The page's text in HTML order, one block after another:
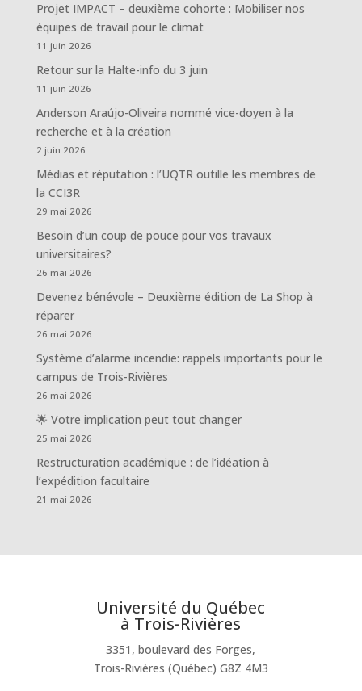
Projet IMPACT – deuxième cohorte : Mobiliser nos
équipes de travail pour le climat
11 juin 2026
Retour sur la Halte-info du 3 juin
11 juin 2026
Anderson Araújo-Oliveira nommé vice-doyen à la
recherche et à la création
2 juin 2026
Médias et réputation : l’UQTR outille les membres de
la CCI3R
29 mai 2026
Besoin d’un coup de pouce pour vos travaux
universitaires?
26 mai 2026
Devenez bénévole – Deuxième édition de La Shop à
réparer
26 mai 2026
Système d’alarme incendie: rappels importants pour le
campus de Trois-Rivières
26 mai 2026
🌟 Votre implication peut tout changer
25 mai 2026
Restructuration académique : de l’idéation à
l’expédition facultaire
21 mai 2026
Université du Québec
à Trois-Rivières
3351, boulevard des Forges,
Trois-Rivières (Québec) G8Z 4M3